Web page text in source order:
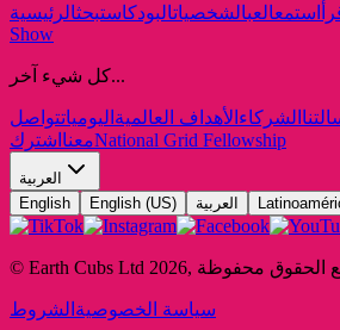
استمعالعبالشخصياتالبودكاستبحثالرئيسية
Show
كل شيء آخر...
الشركاء الأهداف العالمية اليومياتتواصل
معنا اشترك National Grid Fellowship
العربية
English
English (US) العربية
© Earth Cubs Ltd 2026, الحقوق محفوظة
سياسة الخصوصية الشروط